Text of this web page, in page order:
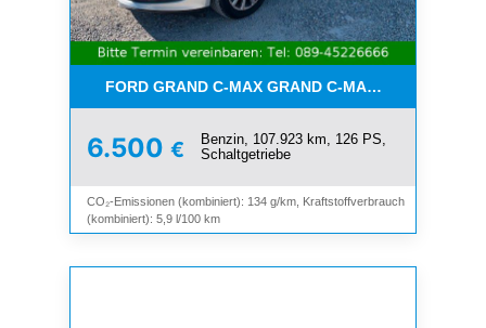
FORD GRAND C-MAX GRAND C-MAX TITANIUM*7-
6.500 €
Benzin, 107.923 km, 126 PS,
Schaltgetriebe
CO₂-Emissionen (kombiniert): 134 g/km, Kraftstoffverbrauch
(kombiniert): 5,9 l/100 km